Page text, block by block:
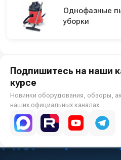
Однофазные
уборки
Подпишитесь на наши
курсе
Новинки оборудования, обзоры,
наших официальных каналах.